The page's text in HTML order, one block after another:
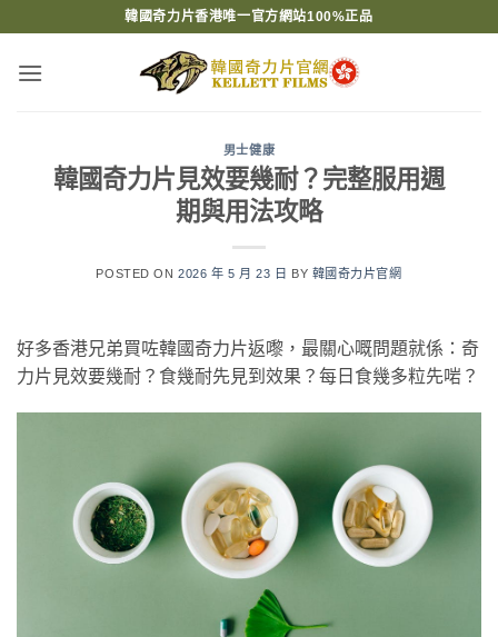
content
韓國奇力片香港唯一官方網站100%正品
男士健康
韓國奇力片見效要幾耐？完整服用週
期與用法攻略
POSTED ON2026 年 5 月 23 日 BY 韓國奇力片官網
好多香港兄弟買咗韓國奇力片返嚟，最關心嘅問題就係：奇
力片見效要幾耐？食幾耐先見到效果？每日食幾多粒先啱？